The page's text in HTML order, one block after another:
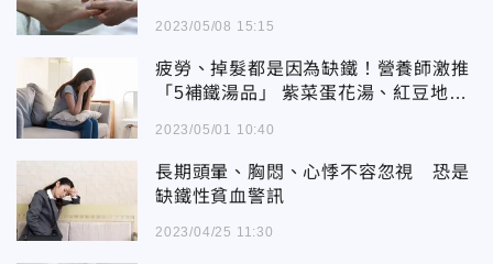
2023/05/08 15:15
疲勞、掉髮都是因為缺鐵！營養師激推
「5補鐵湯品」 紫菜蛋花湯、紅豆地瓜
2023/05/01 10:40
長期頭暈、胸悶、心悸不容忽視 恐是
缺鐵性貧血警訊
2023/04/25 11:30